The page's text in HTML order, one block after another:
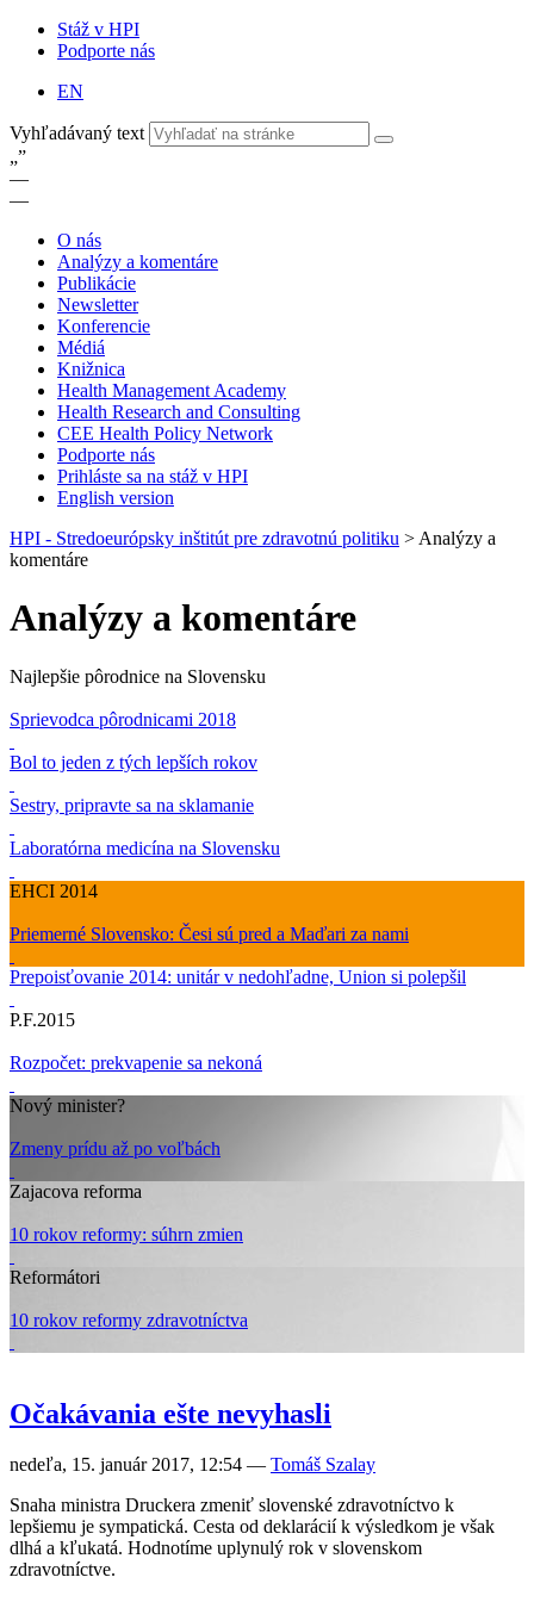
Stáž v HPI
Podporte nás
EN
Vyhľadávaný text
„”
—
—
O nás
Analýzy a komentáre
Publikácie
Newsletter
Konferencie
Médiá
Knižnica
Health Management Academy
Health Research and Consulting
CEE Health Policy Network
Podporte nás
Prihláste sa na stáž v HPI
English version
HPI - Stredoeurópsky inštitút pre zdravotnú politiku > Analýzy a
komentáre
Analýzy a komentáre
Najlepšie pôrodnice na Slovensku
Sprievodca pôrodnicami 2018
Bol to jeden z tých lepších rokov
Sestry, pripravte sa na sklamanie
Laboratórna medicína na Slovensku
EHCI 2014
Priemerné Slovensko: Česi sú pred a Maďari za nami
Prepoisťovanie 2014: unitár v nedohľadne, Union si polepšil
P.F.2015
Rozpočet: prekvapenie sa nekoná
Nový minister?
Zmeny prídu až po voľbách
Zajacova reforma
10 rokov reformy: súhrn zmien
Reformátori
10 rokov reformy zdravotníctva
Očakávania ešte nevyhasli
nedeľa, 15. január 2017, 12:54 — Tomáš Szalay
Snaha ministra Druckera zmeniť slovenské zdravotníctvo k
lepšiemu je sympatická. Cesta od deklarácií k výsledkom je však
dlhá a kľukatá. Hodnotíme uplynulý rok v slovenskom
zdravotníctve.